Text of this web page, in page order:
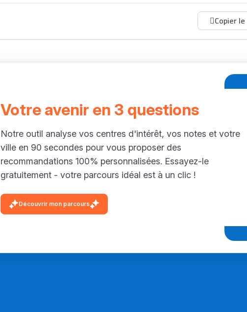
Copier
Votre avenir en 3 questions
Notre outil analyse vos centres d'intérêt, vos notes et votre
ville en 90 secondes pour vous proposer des
recommandations 100% personnalisées. Essayez-le
gratuitement - votre parcours idéal est à un clic !
Découvrir mon parcours